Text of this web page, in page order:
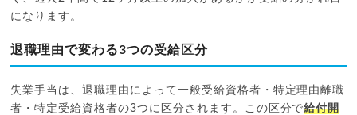
になります。
退職理由で変わる3つの受給区分
失業手当は、退職理由によって一般受給資格者・特定理由離職
者・特定受給資格者の3つに区分されます。この区分で給付開